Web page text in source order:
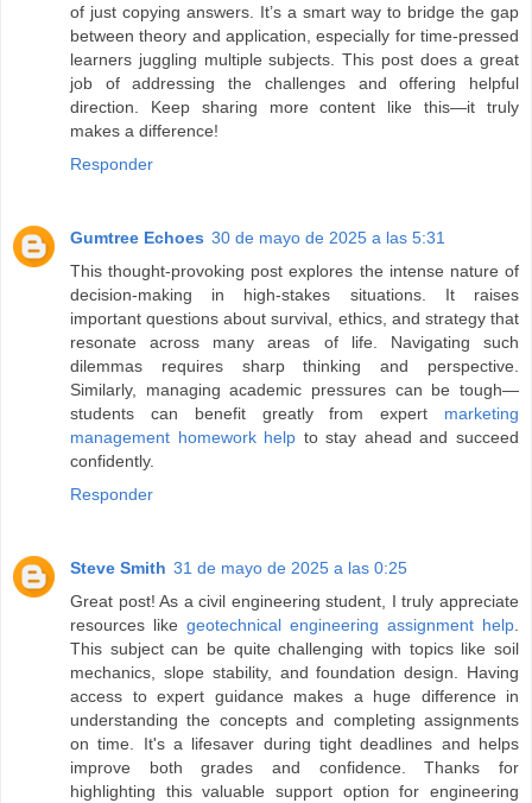
of just copying answers. It’s a smart way to bridge the gap
between theory and application, especially for time-pressed
learners juggling multiple subjects. This post does a great
job of addressing the challenges and offering helpful
direction. Keep sharing more content like this—it truly
makes a difference!
Responder
Gumtree Echoes 30 de mayo de 2025 a las 5:31
This thought-provoking post explores the intense nature of
decision-making in high-stakes situations. It raises
important questions about survival, ethics, and strategy that
resonate across many areas of life. Navigating such
dilemmas requires sharp thinking and perspective.
Similarly, managing academic pressures can be tough—
students can benefit greatly from expert marketing
management homework help to stay ahead and succeed
confidently.
Responder
Steve Smith 31 de mayo de 2025 a las 0:25
Great post! As a civil engineering student, I truly appreciate
resources like geotechnical engineering assignment help
This subject can be quite challenging with topics like soil
mechanics, slope stability, and foundation design. Having
access to expert guidance makes a huge difference in
understanding the concepts and completing assignments
on time. It's a lifesaver during tight deadlines and helps
improve both grades and confidence. Thanks for
highlighting this valuable support option for engineering